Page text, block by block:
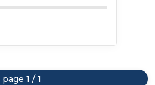
page 1 / 1